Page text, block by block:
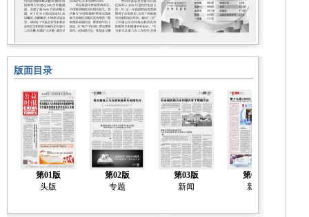
版面目录
第01版
头版
第02版
专题
第03版
新闻
第04版
新闻